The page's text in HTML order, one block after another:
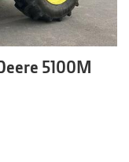
první registrace:
16R Motor 4,5L
5100M